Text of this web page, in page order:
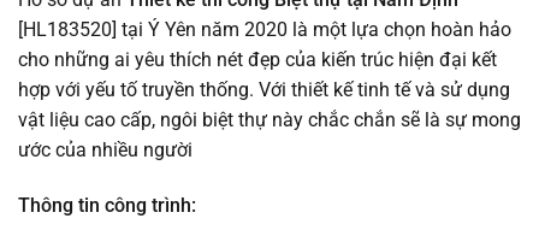
[HL183520] tại Ý Yên năm 2020 là một lựa chọn hoàn hảo
cho những ai yêu thích nét đẹp của kiến trúc hiện đại kết
hợp với yếu tố truyền thống. Với thiết kế tinh tế và sử dụng
vật liệu cao cấp, ngôi biệt thự này chắc chắn sẽ là sự mong
ước của nhiều người
Thông tin công trình: